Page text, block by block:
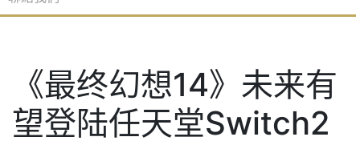
《最终幻想14》未来有
望登陆任天堂Switch2